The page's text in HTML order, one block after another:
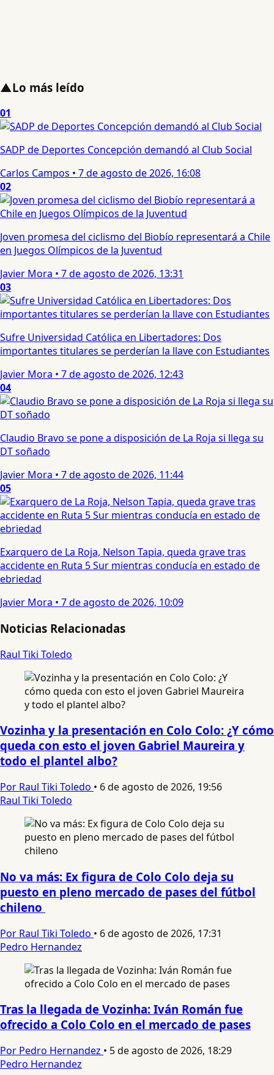
▲Lo más leído
01
SADP de Deportes Concepción demandó al Club Social
Carlos Campos • 7 de agosto de 2026, 16:08
02
Joven promesa del ciclismo del Biobío representará a Chile
en Juegos Olímpicos de la Juventud
Javier Mora • 7 de agosto de 2026, 13:31
03
Sufre Universidad Católica en Libertadores: Dos
importantes titulares se perderían la llave con Estudiantes
Javier Mora • 7 de agosto de 2026, 12:43
04
Claudio Bravo se pone a disposición de La Roja si llega su
DT soñado
Javier Mora • 7 de agosto de 2026, 11:44
05
Exarquero de La Roja, Nelson Tapia, queda grave tras
accidente en Ruta 5 Sur mientras conducía en estado de
ebriedad
Javier Mora • 7 de agosto de 2026, 10:09
Noticias Relacionadas
Raul Tiki Toledo
Vozinha y la presentación en Colo Colo: ¿Y cómo
queda con esto el joven Gabriel Maureira y
todo el plantel albo?
Por Raul Tiki Toledo • 6 de agosto de 2026, 19:56
Raul Tiki Toledo
No va más: Ex figura de Colo Colo deja su
puesto en pleno mercado de pases del fútbol
chileno
Por Raul Tiki Toledo • 6 de agosto de 2026, 17:31
Pedro Hernandez
Tras la llegada de Vozinha: Iván Román fue
ofrecido a Colo Colo en el mercado de pases
Por Pedro Hernandez • 5 de agosto de 2026, 18:29
Pedro Hernandez